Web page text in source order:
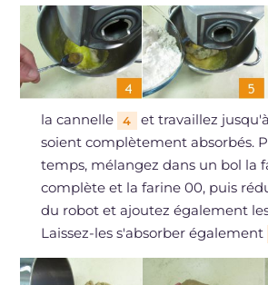
la cannelle 4
et travaillez
soient complètement absorbés.
temps, mélangez dans un bol la
complète et la farine 00, puis
du robot et ajoutez également
Laissez-les s'absorber également